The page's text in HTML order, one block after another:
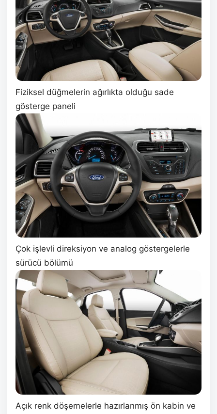
Fiziksel düğmelerin ağırlıkta olduğu sade
gösterge paneli
Çok işlevli direksiyon ve analog göstergelerle
sürücü bölümü
Açık renk döşemelerle hazırlanmış ön kabin ve